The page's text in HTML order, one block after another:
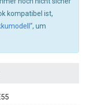
kompatibel ist,
, um